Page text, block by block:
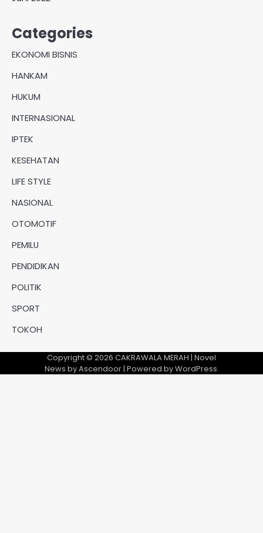
Categories
EKONOMI BISNIS
HANKAM
HUKUM
INTERNASIONAL
IPTEK
KESEHATAN
LIFE STYLE
NASIONAL
OTOMOTIF
PEMILU
PENDIDIKAN
POLITIK
SPORT
TOKOH
Copyright © 2026 CAKRAWALA MERAH | Novel
News byAscendoor| Powered byWordPress.